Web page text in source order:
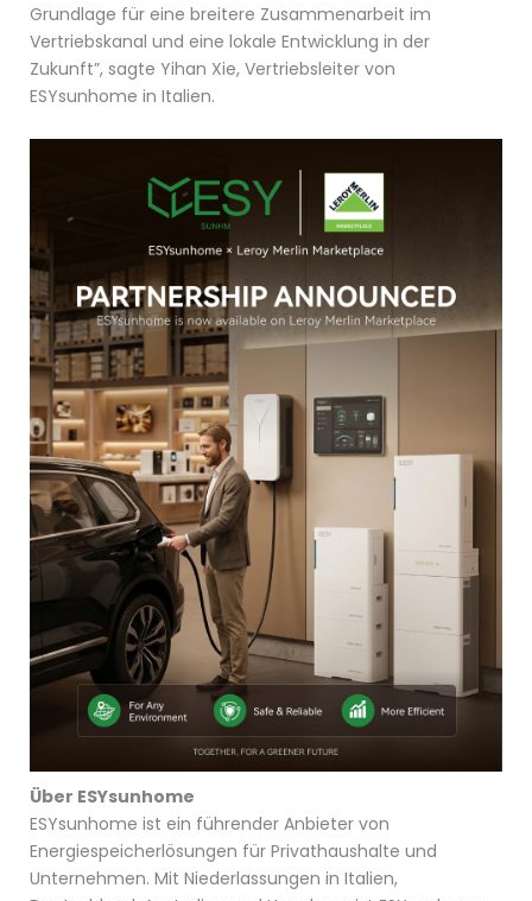
Grundlage für eine breitere Zusammenarbeit im
Vertriebskanal und eine lokale Entwicklung in der
Zukunft”, sagte Yihan Xie, Vertriebsleiter von
ESYsunhome in Italien.
Über ESYsunhome
ESYsunhome ist ein führender Anbieter von
Energiespeicherlösungen für Privathaushalte und
Unternehmen. Mit Niederlassungen in Italien,